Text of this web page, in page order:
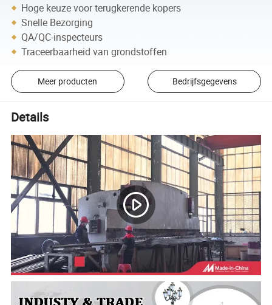
Hoge keuze voor terugkerende kopers
Snelle Bezorging
QA/QC-inspecteurs
Traceerbaarheid van grondstoffen
Meer producten Bedrijfsgegevens
Details